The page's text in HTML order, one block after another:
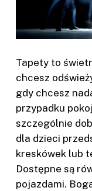
Tapety to
chcesz
gdy chcesz
przypadku
szczególnie
dla dzieci
kreskówek lub
Dostępne są
pojazdami.